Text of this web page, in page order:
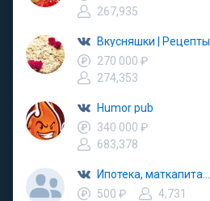
267,935
Вкусняшки | Рецепты
270 000 ₽
274,353
Humor pub
340 000 ₽
683,378
500 ₽
4,731